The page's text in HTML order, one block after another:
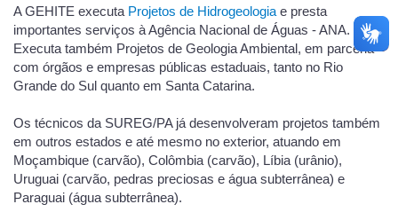
A GEHITE executa Projetos de Hidrogeologia e presta
importantes serviços à Agência Nacional de Águas - ANA.
Executa também Projetos de Geologia Ambiental, em parceria
com órgãos e empresas públicas estaduais, tanto no Rio
Grande do Sul quanto em Santa Catarina.
Os técnicos da SUREG/PA já desenvolveram projetos também
em outros estados e até mesmo no exterior, atuando em
Moçambique (carvão), Colômbia (carvão), Líbia (urânio),
Uruguai (carvão, pedras preciosas e água subterrânea) e
Paraguai (água subterrânea).